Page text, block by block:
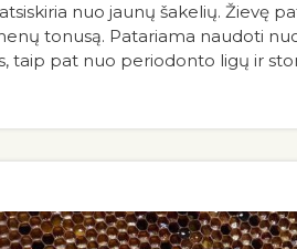
nuo jaunų šakelių. Žievę
tonusą. Patariama naudoti
taip pat nuo periodonto ligų ir